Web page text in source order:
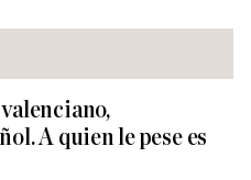
A quien le pese es